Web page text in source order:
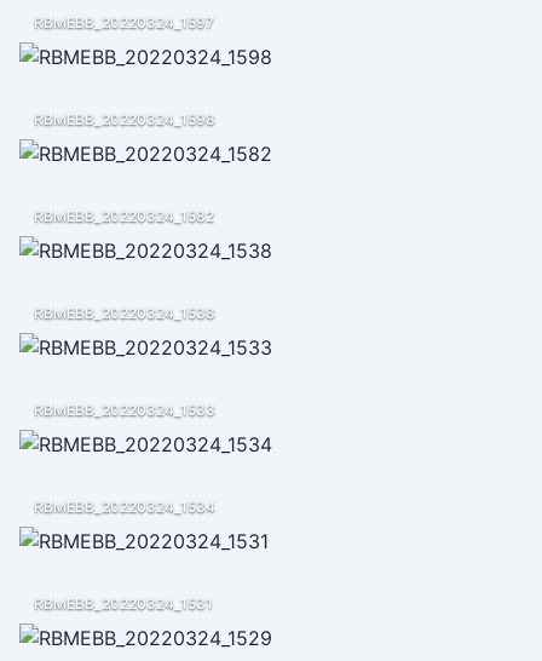
RBMEBB_20220324_1597
RBMEBB_20220324_1598
RBMEBB_20220324_1582
RBMEBB_20220324_1538
RBMEBB_20220324_1533
RBMEBB_20220324_1534
RBMEBB_20220324_1531